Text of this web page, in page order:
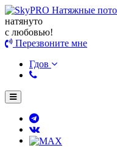
натянуто
с любовью!
Перезвоните мне
Гдов